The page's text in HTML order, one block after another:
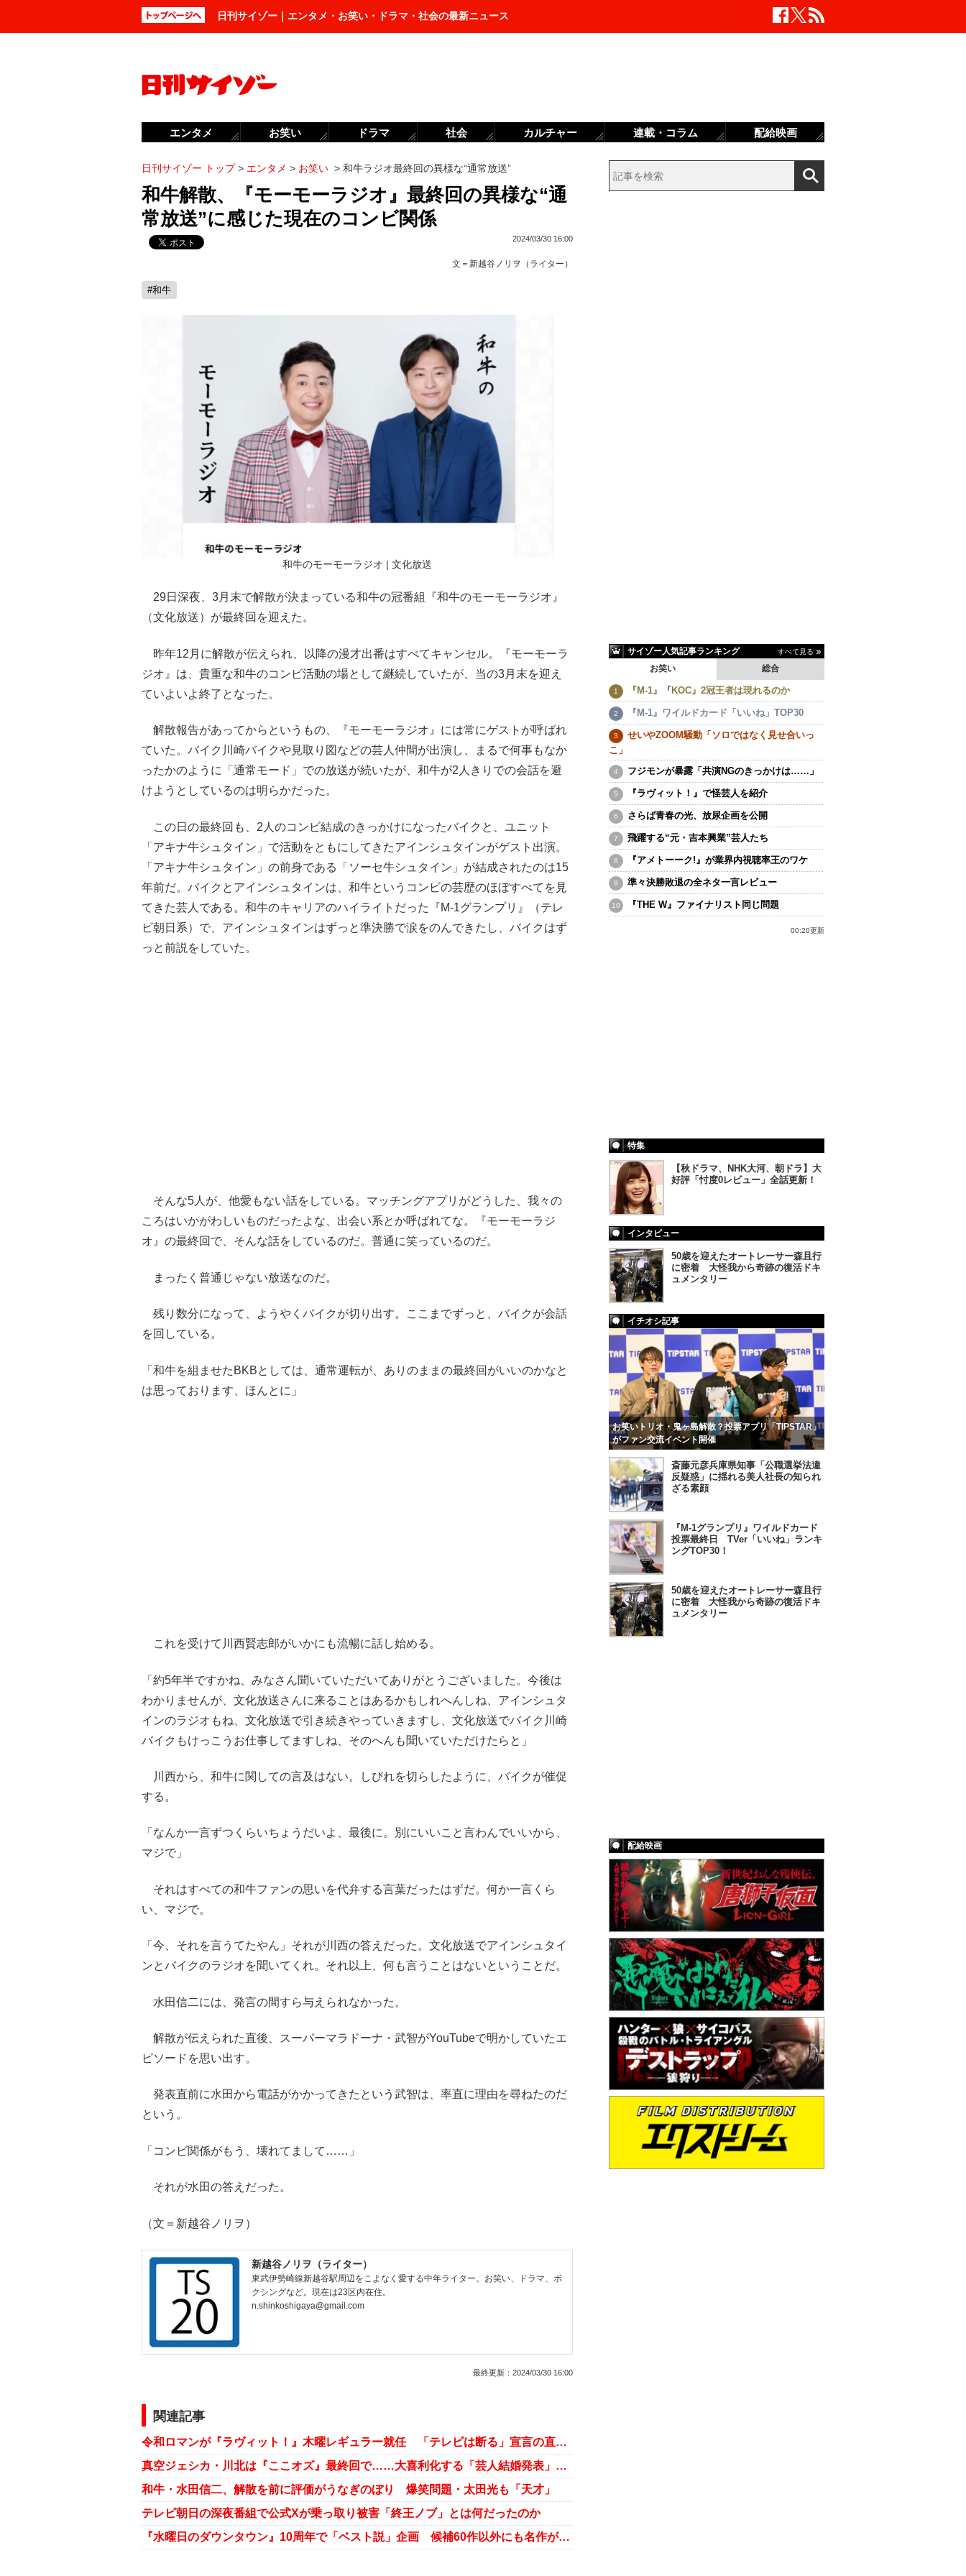
日刊サイゾー｜エンタメ・お笑い・ドラマ・社会の最新ニュース
日刊サイゾー トップ> エンタメ > お笑い > 和牛ラジオ最終回の異様な“通常放送”
和牛解散、『モーモーラジオ』最終回の異様な“通
常放送”に感じた現在のコンビ関係
2024/03/30 16:00
文＝ 新越谷ノリヲ（ライター）
#和牛
和牛のモーモーラジオ | 文化放送
29日深夜、3月末で解散が決まっている和牛の冠番組『和牛のモーモーラジオ』
（文化放送）が最終回を迎えた。
昨年12月に解散が伝えられ、以降の漫才出番はすべてキャンセル。『モーモーラ
ジオ』は、貴重な和牛のコンビ活動の場として継続していたが、当の3月末を迎え
ていよいよ終了となった。
解散報告があってからというもの、『モーモーラジオ』には常にゲストが呼ばれ
ていた。バイク川崎バイクや見取り図などの芸人仲間が出演し、まるで何事もなか
ったかのように「通常モード」での放送が続いたが、和牛が2人きりでの会話を避
けようとしているのは明らかだった。
この日の最終回も、2人のコンビ結成のきっかけになったバイクと、ユニット
「アキナ牛シュタイン」で活動をともにしてきたアインシュタインがゲスト出演。
「アキナ牛シュタイン」の前身である「ソーセ牛シュタイン」が結成されたのは15
年前だ。バイクとアインシュタインは、和牛というコンビの芸歴のほぼすべてを見
てきた芸人である。和牛のキャリアのハイライトだった『M-1グランプリ』（テレ
ビ朝日系）で、アインシュタインはずっと準決勝で涙をのんできたし、バイクはず
っと前説をしていた。
そんな5人が、他愛もない話をしている。マッチングアプリがどうした、我々の
ころはいかがわしいものだったよな、出会い系とか呼ばれてな。『モーモーラジ
オ』の最終回で、そんな話をしているのだ。普通に笑っているのだ。
まったく普通じゃない放送なのだ。
残り数分になって、ようやくバイクが切り出す。ここまでずっと、バイクが会話
を回している。
「和牛を組ませたBKBとしては、通常運転が、ありのままの最終回がいいのかなと
は思っております、ほんとに」
これを受けて川西賢志郎がいかにも流暢に話し始める。
「約5年半ですかね、みなさん聞いていただいてありがとうございました。今後は
わかりませんが、文化放送さんに来ることはあるかもしれへんしね、アインシュタ
インのラジオもね、文化放送で引き続きやっていきますし、文化放送でバイク川崎
バイクもけっこうお仕事してますしね、そのへんも聞いていただけたらと」
川西から、和牛に関しての言及はない。しびれを切らしたように、バイクが催促
する。
「なんか一言ずつくらいちょうだいよ、最後に。別にいいこと言わんでいいから、
マジで」
それはすべての和牛ファンの思いを代弁する言葉だったはずだ。何か一言くら
い、マジで。
「今、それを言うてたやん」それが川西の答えだった。文化放送でアインシュタイ
ンとバイクのラジオを聞いてくれ。それ以上、何も言うことはないということだ。
水田信二には、発言の間すら与えられなかった。
解散が伝えられた直後、スーパーマラドーナ・武智がYouTubeで明かしていたエ
ピソードを思い出す。
発表直前に水田から電話がかかってきたという武智は、率直に理由を尋ねたのだ
という。
「コンビ関係がもう、壊れてまして……」
それが水田の答えだった。
（文＝新越谷ノリヲ）
新越谷ノリヲ（ライター）
東武伊勢崎線新越谷駅周辺をこよなく愛する中年ライター。お笑い、ドラマ、ボ
クシングなど。現在は23区内在住。
n.shinkoshigaya@gmail.com
最終更新： 2024/03/30 16:00
関連記事
令和ロマンが『ラヴィット！』木曜レギュラー就任 「テレビは断る」宣言の直後に……
真空ジェシカ・川北は『ここオズ』最終回で……大喜利化する「芸人結婚発表」事情
和牛・水田信二、解散を前に評価がうなぎのぼり 爆笑問題・太田光も「天才」
テレビ朝日の深夜番組で公式Xが乗っ取り被害「終王ノブ」とは何だったのか
『水曜日のダウンタウン』10周年で「ベスト説」企画 候補60作以外にも名作がゴロゴロ……
サイゾー人気記事ランキング すべて見る
お笑い 総合
『M-1』『KOC』2冠王者は現れるのか
『M-1』ワイルドカード「いいね」TOP30
せいやZOOM騒動「ソロではなく見せ合いっ
こ」
フジモンが暴露「共演NGのきっかけは……」
『ラヴィット！』で怪芸人を紹介
さらば青春の光、放尿企画を公開
飛躍する“元・吉本興業”芸人たち
『アメトーーク!』が業界内視聴率王のワケ
準々決勝敗退の全ネタ一言レビュー
『THE W』ファイナリスト同じ問題
00:20更新
特集
【秋ドラマ、NHK大河、朝ドラ】大
好評「忖度0レビュー」全話更新！
インタビュー
50歳を迎えたオートレーサー森且行
に密着 大怪我から奇跡の復活ドキ
ュメンタリー
イチオシ記事
お笑いトリオ・鬼ヶ島解散？投票アプリ「TIPSTAR」
がファン交流イベント開催
斎藤元彦兵庫県知事「公職選挙法違
反疑惑」に揺れる美人社長の知られ
ざる素顔
『M-1グランプリ』ワイルドカード
投票最終日 TVer「いいね」ランキ
ングTOP30！
50歳を迎えたオートレーサー森且行
に密着 大怪我から奇跡の復活ドキ
ュメンタリー
配給映画
エンタメ お笑い ドラマ 社会 カルチャー 連載・コラム 配給映画